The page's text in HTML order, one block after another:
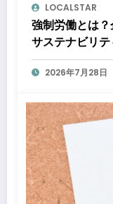
LOCALSTAR
強制労働とは
サステナビリ
2026年7月28日